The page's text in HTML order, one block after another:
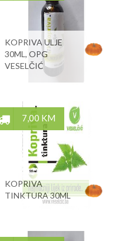
KOPRIVA ULJE
30ML, OPG
VESELČIĆ
7,00 KM
KOPRIVA
TINKTURA 30ML